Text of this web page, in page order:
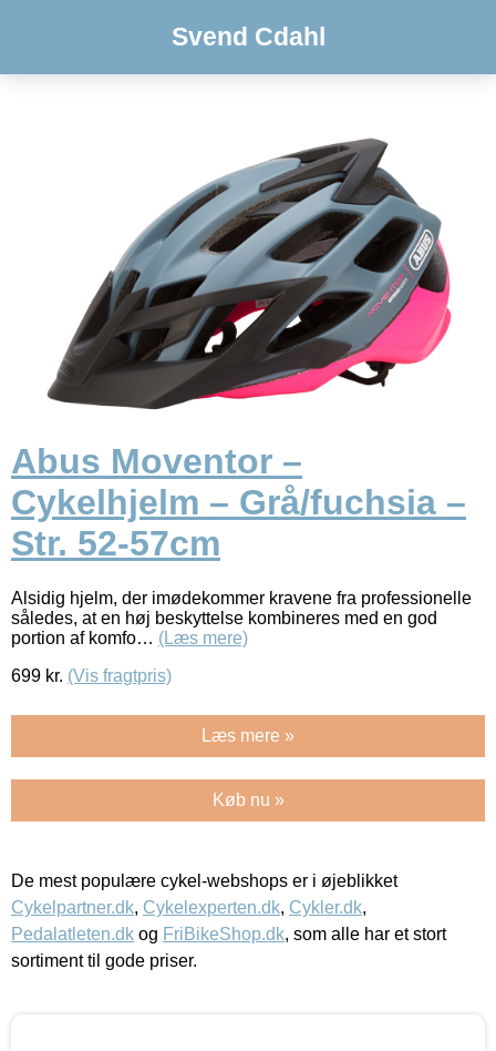
Svend Cdahl
Abus Moventor –
Cykelhjelm – Grå/fuchsia –
Str. 52-57cm
Alsidig hjelm, der imødekommer kravene fra professionelle
således, at en høj beskyttelse kombineres med en god
portion af komfo… (Læs mere)
699 kr. (Vis fragtpris)
Læs mere »
Køb nu »
De mest populære cykel-webshops er i øjeblikket
Cykelpartner.dk, Cykelexperten.dk, Cykler.dk,
Pedalatleten.dk og FriBikeShop.dk, som alle har et stort
sortiment til gode priser.